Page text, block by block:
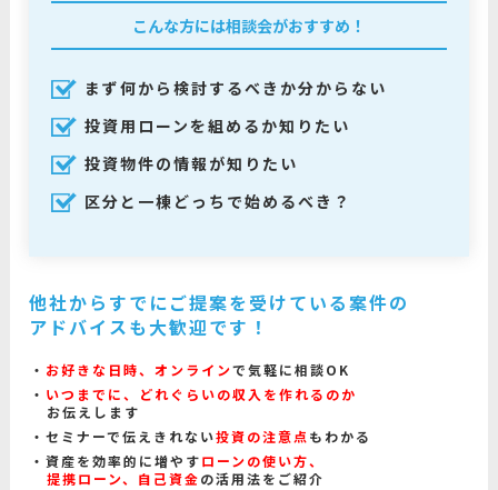
こんな方には相談会がおすすめ！
まず何から検討するべきか分からない
投資用ローンを組めるか知りたい
投資物件の情報が知りたい
区分と一棟どっちで始めるべき？
他社からすでにご提案を受けている案件の
アドバイスも大歓迎です！
お好きな日時、オンラインで気軽に相談OK
いつまでに、どれぐらいの収入を作れるのか
お伝えします
セミナーで伝えきれない投資の注意点 もわかる
資産を効率的に増やすローンの使い方、
提携ローン、自己資金の活用法をご紹介